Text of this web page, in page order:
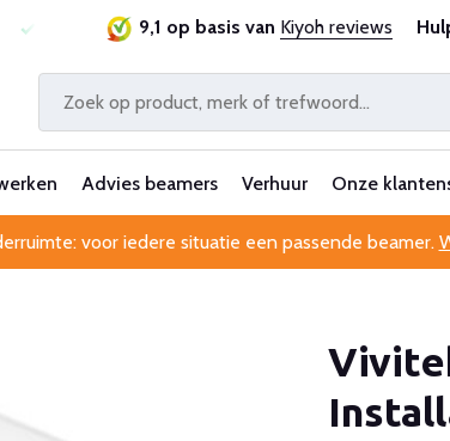
Al 25 jaar betrouwbaar en ervaren
9,1 op basis van Kiyoh reviews
Advies beamers Verhuur Onze
voor iedere situatie een passende beamer.